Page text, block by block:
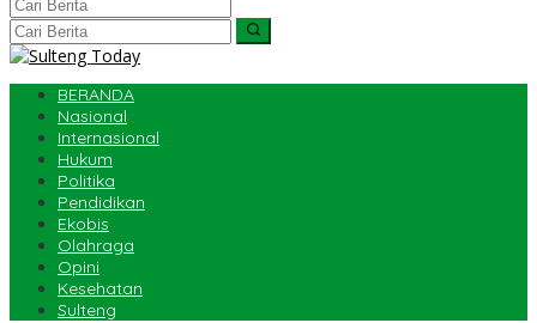
BERANDA
Nasional
Internasional
Hukum
Politika
Pendidikan
Ekobis
Olahraga
Opini
Kesehatan
Sulteng